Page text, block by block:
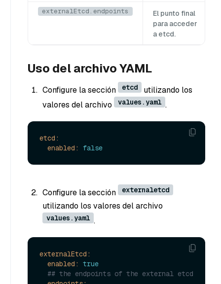
externalEtcd.endpoints
El punto final
para acceder
a etcd.
Uso del archivo YAML
Configure la sección etcd
utilizando los
valores del archivo
values.yaml .
etcd:
enabled:
false
Configure la sección externaletcd
utilizando los valores del archivo
values.yaml .
externalEtcd:
enabled:
true
## the endpoints of the external etcd